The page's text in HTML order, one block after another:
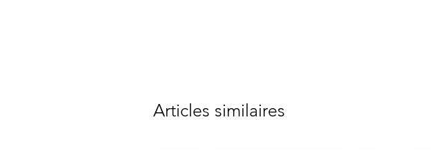
Articles similaires